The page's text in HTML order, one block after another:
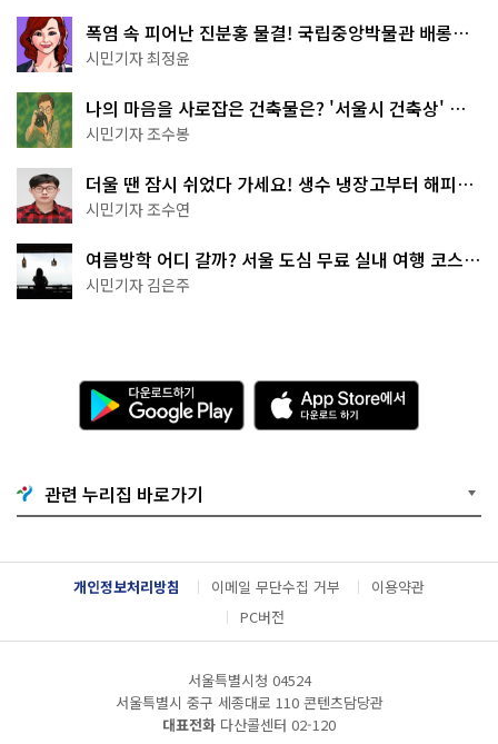
폭염 속 피어난 진분홍 물결! 국립중앙박물관 배롱나
무 명소
시민기자 최정윤
나의 마음을 사로잡은 건축물은? '서울시 건축상' 수
상작 공개!
시민기자 조수봉
더울 땐 잠시 쉬었다 가세요! 생수 냉장고부터 해피소
·무더위쉼터까지
시민기자 조수연
여름방학 어디 갈까? 서울 도심 무료 실내 여행 코스
추천
시민기자 김은주
다
운
로
기
G
o
g
l
e
l
A
p
p
e
서
다
운
드
관련 누리집 바로가기
개인정보처리방침 이메일 무단수집 거부
이용약관
PC버전
서울특별시청 04524
서울특별시 중구 세종대로 110 콘텐츠담당관
대표전화 다산콜센터 02-120